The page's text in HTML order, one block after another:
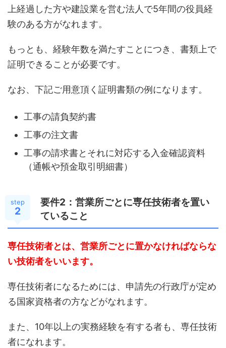
上経過した方や建設業を営む法人で5年間の役員経
験のある方がなれます。
もっとも、経験年数を満たすことにつき、書類上で
証明できることが必要です。
なお、下記ご用意頂く証明書類の例になります。
工事の請負契約書
工事の注文書
工事の請求書とそれに対応する入金確認資料
（通帳や預金取引明細書）
step
2
要件2：営業所ごとに専任技術者を置い
ていること
専任技術者とは、営業所ごとに置かなければならな
い技術者をいいます。
専任技術者になるためには、申請先の行政庁が定め
る国家資格者の方などがなれます。
また、10年以上の実務経験を有する者も、専任技術
者になれます。